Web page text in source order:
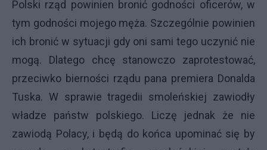
Polski rząd powinien bronić godności oficerów, w
tym godności mojego męża. Szczególnie powinien
ich bronić w sytuacji gdy oni sami tego uczynić nie
mogą. Dlatego chcę stanowczo zaprotestować,
przeciwko bierności rządu pana premiera Donalda
Tuska. W sprawie tragedii smoleńskiej zawiodły
władze państw polskiego. Liczę jednak że nie
zawiodą Polacy, i będą do końca upominać się by